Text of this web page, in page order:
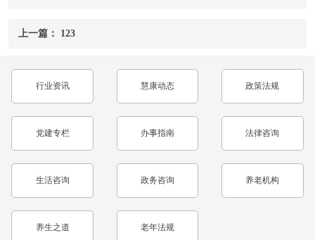
上一篇： 123
行业资讯 慧康动态 政策法规
党建专栏 办事指南 法律咨询
生活咨询 政务咨询 养老机构
养生之道 老年法规